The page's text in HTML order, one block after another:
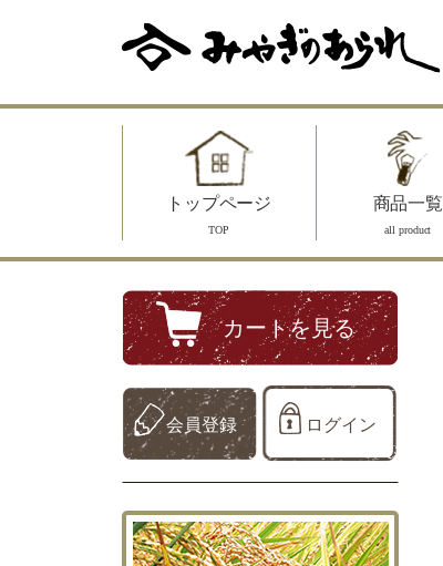
トップページ
TOP
商品一覧
all product
カートを見る
会員登録 ログイン